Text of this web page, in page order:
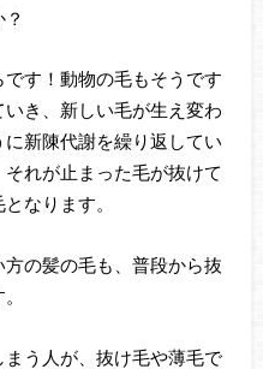
す！動物の毛もそうです
き、新しい毛が生え変わ
新陳代謝を繰り返してい
れが止まった毛が抜けて
なります。
の髪の毛も、普段から抜
う人が、抜け毛や薄毛で